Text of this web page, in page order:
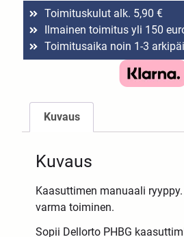
Toimituskulut alk. 5,90 €
Ilmainen toimitus yli 150
Toimitusaika noin 1-3
Kuvaus
Kuvaus
Kaasuttimen manuaali
varma toiminen.
Sopii Dellorto PHBG